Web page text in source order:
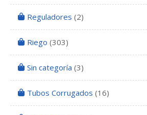
Reguladores (2)
Riego (303)
Sin categoría (3)
Tubos Corrugados (16)